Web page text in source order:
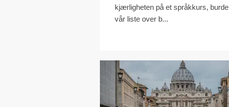
kjærligheten på et språkkurs, burde
vår liste over b...